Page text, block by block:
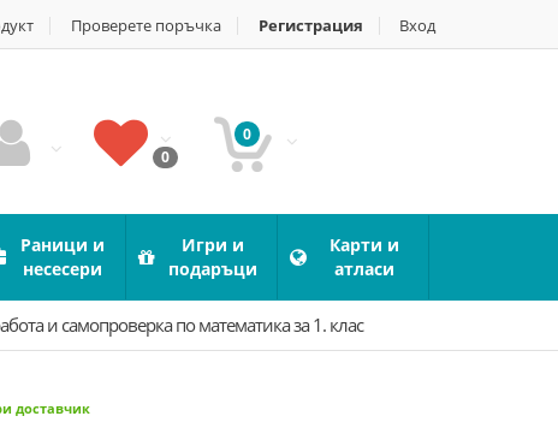
Проверете поръчка Регистрация Вход
0
0
Раници и
несесери
Игри и
подаръци
Карти и
атласи
и самопроверка по математика за 1. клас
доставчик